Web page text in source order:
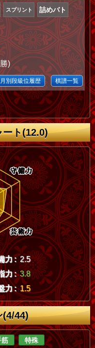
スプリント 詰めバト
)
月別段級位履歴 棋譜一覧
ート(12.0)
力 : 2.5
力 : 3.8
力 : 1.5
(4/44)
筋 特殊